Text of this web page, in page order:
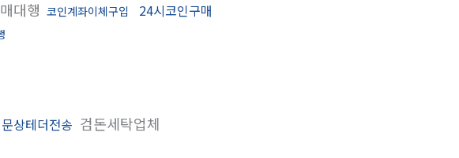
대행 코인계좌이체구입 24시코인구매
문상테더전송 검돈세탁업체